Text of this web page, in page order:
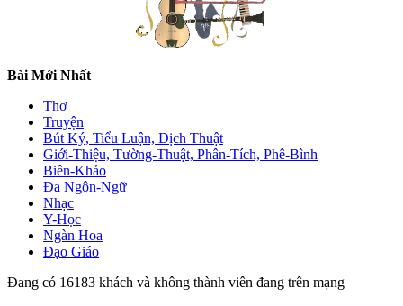
Bài Mới Nhất
Thơ
Truyện
Bút Ký, Tiểu Luận, Dịch Thuật
Giới-Thiệu, Tường-Thuật, Phân-Tích, Phê-Bình
Biên-Khảo
Đa Ngôn-Ngữ
Nhạc
Y-Học
Ngàn Hoa
Đạo Giáo
Đang có 16183 khách và không thành viên đang trên mạng